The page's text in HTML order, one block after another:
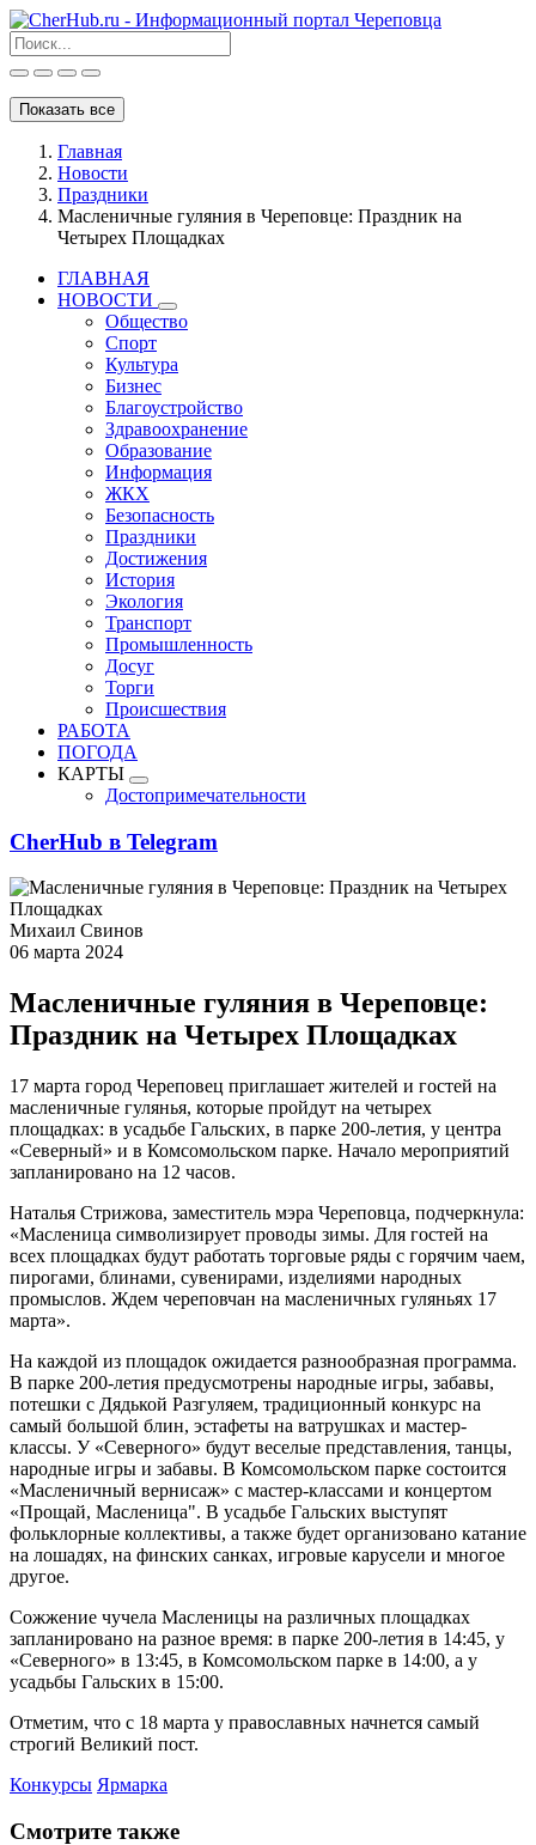
Показать все
Главная
Новости
Праздники
Масленичные гуляния в Череповце: Праздник на
Четырех Площадках
ГЛАВНАЯ
НОВОСТИ
Общество
Спорт
Культура
Бизнес
Благоустройство
Здравоохранение
Образование
Информация
ЖКХ
Безопасность
Праздники
Достижения
История
Экология
Транспорт
Промышленность
Досуг
Торги
Происшествия
РАБОТА
ПОГОДА
КАРТЫ
Достопримечательности
CherHub в Telegram
Михаил Свинов
06 марта 2024
Масленичные гуляния в Череповце:
Праздник на Четырех Площадках
17 марта город Череповец приглашает жителей и гостей на
масленичные гулянья, которые пройдут на четырех
площадках: в усадьбе Гальских, в парке 200-летия, у центра
«Северный» и в Комсомольском парке. Начало мероприятий
запланировано на 12 часов.
Наталья Стрижова, заместитель мэра Череповца, подчеркнула:
«Масленица символизирует проводы зимы. Для гостей на
всех площадках будут работать торговые ряды с горячим чаем,
пирогами, блинами, сувенирами, изделиями народных
промыслов. Ждем череповчан на масленичных гуляньях 17
марта».
На каждой из площадок ожидается разнообразная программа.
В парке 200-летия предусмотрены народные игры, забавы,
потешки с Дядькой Разгуляем, традиционный конкурс на
самый большой блин, эстафеты на ватрушках и мастер-
классы. У «Северного» будут веселые представления, танцы,
народные игры и забавы. В Комсомольском парке состоится
«Масленичный вернисаж» с мастер-классами и концертом
«Прощай, Масленица". В усадьбе Гальских выступят
фольклорные коллективы, а также будет организовано катание
на лошадях, на финских санках, игровые карусели и многое
другое.
Сожжение чучела Масленицы на различных площадках
запланировано на разное время: в парке 200-летия в 14:45, у
«Северного» в 13:45, в Комсомольском парке в 14:00, а у
усадьбы Гальских в 15:00.
Отметим, что с 18 марта у православных начнется самый
строгий Великий пост.
Конкурсы Ярмарка
Смотрите также